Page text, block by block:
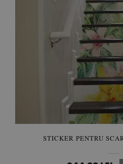
STICKER PENTRU